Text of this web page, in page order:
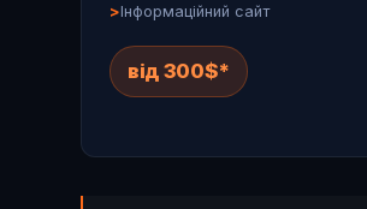
Інформаційний сайт
від 300$*